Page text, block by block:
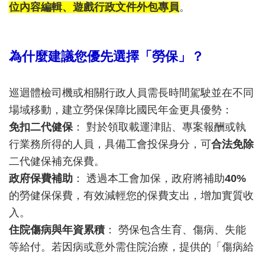
位內容編輯、遊戲行政文件外包專員。
為什麼建議您優先選擇「勞保」？
巡迴體檢司機或相關行政人員需長時間駕駛並在不同
場域移動，建立勞保保障比國民年金更具優勢：
免扣二代健保 ： 對於領取載運津貼、專案報酬或執
行業務所得的人員，具備工會投保身分，可合法免除
二代健保補充保費。
政府保費補助 ： 透過本工會加保，政府將補助40%
的勞健保保費，有效減輕您的保費支出，增加實質收
入。
住院傷病與年資累積： 勞保包含生育、傷病、失能
等給付。若因病或意外需住院治療，提供的「傷病給